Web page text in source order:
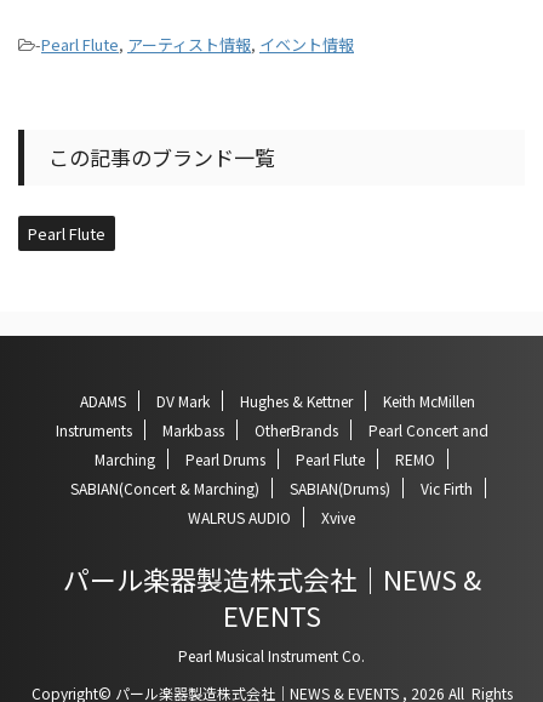
-Pearl Flute, アーティスト情報, イベント情報
この記事のブランド一覧
Pearl Flute
ADAMS DV Mark Hughes & Kettner
Keith McMillen
Instruments
Markbass OtherBrands
Pearl Concert and
Marching
Pearl Drums Pearl Flute
REMO
SABIAN(Concert & Marching)
SABIAN(Drums)
Vic Firth
WALRUS AUDIO
Xvive
パール楽器製造株式会社｜NEWS &
EVENTS
Pearl Musical Instrument Co.
Copyright© パール楽器製造株式会社｜NEWS & EVENTS , 2026 All Rights